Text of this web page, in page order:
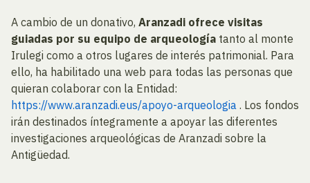
A cambio de un donativo, Aranzadi ofrece visitas
guiadas por su equipo de arqueología tanto al monte
Irulegi como a otros lugares de interés patrimonial. Para
ello, ha habilitado una web para todas las personas que
quieran colaborar con la Entidad:
https://www.aranzadi.eus/apoyo-arqueologia . Los fondos
irán destinados íntegramente a apoyar las diferentes
investigaciones arqueológicas de Aranzadi sobre la
Antigüedad.